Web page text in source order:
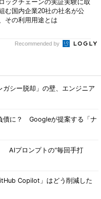
ックチェーンの実証実験に取
む国内企業20社の社名が公
その利用用途とは
Recommended by
シー脱却」の壁、エンジニア
債に？ Googleが提案する「ナ
AIプロンプトの“毎回手打
Copilot」はどう削減した